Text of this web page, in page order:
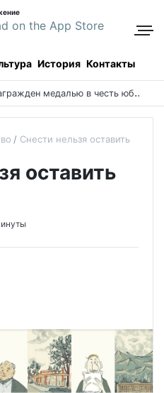
История Контакты
М
итрополит Александр награжден медалью в честь юбилея парламента Казахстана
Снести нельзя оставить
оставить